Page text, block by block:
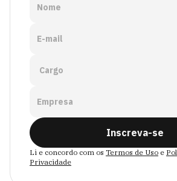
Nome
E-mail
Empresa
Inscreva-se
Li e concordo com os Termos de Uso e
Privacidade